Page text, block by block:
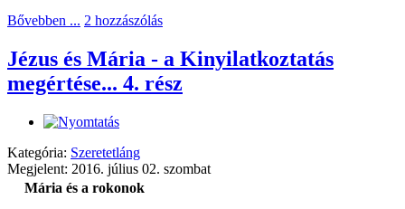
Bővebben ... 2 hozzászólás
Jézus és Mária - a Kinyilatkoztatás
megértése... 4. rész
Kategória: Szeretetláng
Megjelent: 2016. július 02. szombat
Mária és a rokonok